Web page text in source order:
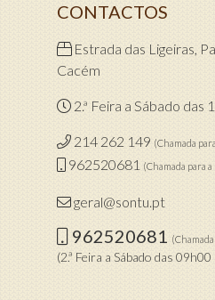
CONTACTOS
Estrada das Ligeiras,
Cacém
2.ª Feira a Sábado das
214 262 149 (Chamada
962520681 (Chamada para
geral@sontu.pt
962520681
(2.ª Feira a Sábado das